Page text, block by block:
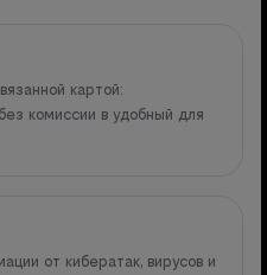
картой:
комиссии в удобный для
от кибератак, вирусов и